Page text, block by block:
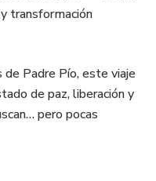
transformación
de Padre Pío, este viaje
de paz, liberación y
pero pocas